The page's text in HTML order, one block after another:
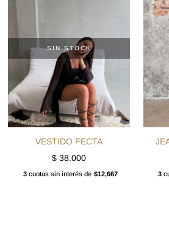
SIN STOCK
VESTIDO FECTA
$ 38.000
3cuotas sin interés de $12,667 3